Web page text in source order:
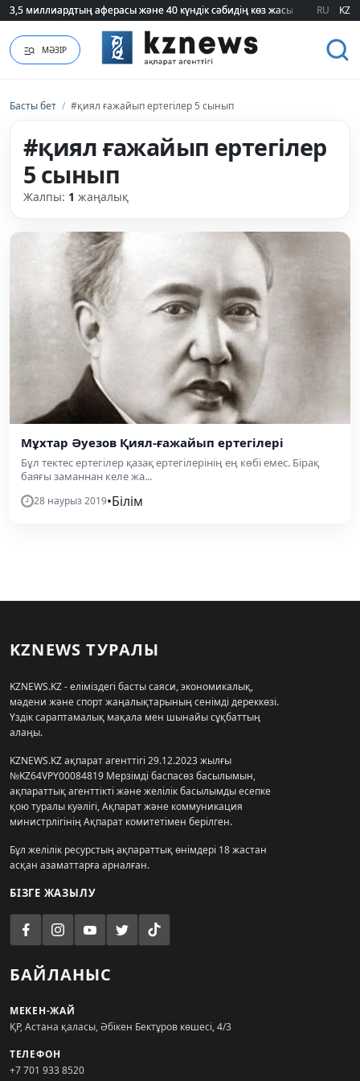
3,5 миллиардтың аферасы және 40 күндік сәбидің көз жасы:
3,5 миллиардтың аферасы және 40 күндік сәбидің көз жасы: RU KZ
МӘЗІР
Басты бет / #қиял ғажайып ертегілер 5 сынып
#қиял ғажайып ертегілер
5 сынып
Жалпы: 1 жаңалық
Мұхтар Әуезов Қиял-ғажайып ертегілері
Бұл тектес ертегілер қазақ ертегілерінің ең көбі емес. Бірақ
баяғы заманнан келе жа...
28 наурыз 2019•Білім
KZNEWS ТУРАЛЫ
KZNEWS.KZ - еліміздегі басты саяси, экономикалық,
мәдени және спорт жаңалықтарының сенімді дереккөзі.
Үздік сараптамалық мақала мен шынайы сұқбаттың
алаңы.
KZNEWS.KZ ақпарат агенттігі 29.12.2023 жылғы
№KZ64VPY00084819 Мерзімді баспасөз басылымын,
ақпараттық агенттікті және желілік басылымды есепке
қою туралы куәлігі, Ақпарат және коммуникация
министрлігінің Ақпарат комитетімен берілген.
Бұл желілік ресурстың ақпараттық өнімдері 18 жастан
асқан азаматтарға арналған.
БІЗГЕ ЖАЗЫЛУ
БАЙЛАНЫС
МЕКЕН-ЖАЙ
ҚР, Астана қаласы, Әбікен Бектұров көшесі, 4/3
ТЕЛЕФОН
+7 701 933 8520